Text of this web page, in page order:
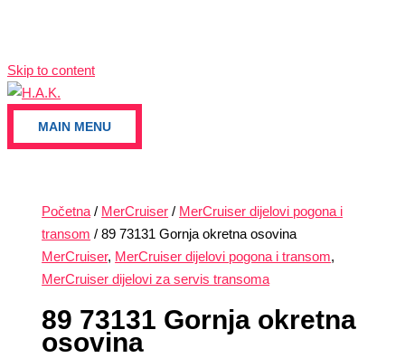
Skip to content
MAIN MENU
Početna / MerCruiser / MerCruiser dijelovi pogona i
transom / 89 73131 Gornja okretna osovina
MerCruiser, MerCruiser dijelovi pogona i transom,
MerCruiser dijelovi za servis transoma
89 73131 Gornja okretna
osovina